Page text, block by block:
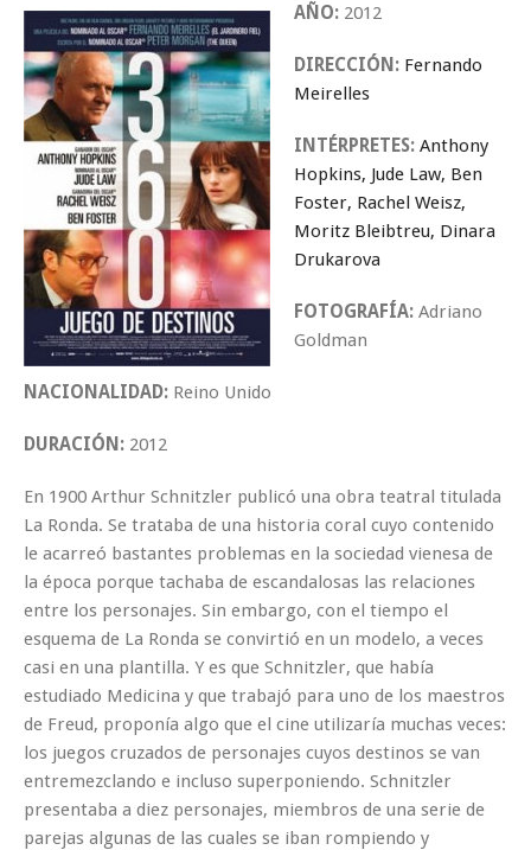
AÑO: 2012
DIRECCIÓN: Fernando
Meirelles
INTÉRPRETES: Anthony
Hopkins, Jude Law, Ben
Foster, Rachel Weisz,
Moritz Bleibtreu, Dinara
Drukarova
FOTOGRAFÍA: Adriano
Goldman
NACIONALIDAD: Reino Unido
DURACIÓN: 2012
En 1900 Arthur Schnitzler publicó una obra teatral titulada
La Ronda. Se trataba de una historia coral cuyo contenido
le acarreó bastantes problemas en la sociedad vienesa de
la época porque tachaba de escandalosas las relaciones
entre los personajes. Sin embargo, con el tiempo el
esquema de La Ronda se convirtió en un modelo, a veces
casi en una plantilla. Y es que Schnitzler, que había
estudiado Medicina y que trabajó para uno de los maestros
de Freud, proponía algo que el cine utilizaría muchas veces:
los juegos cruzados de personajes cuyos destinos se van
entremezclando e incluso superponiendo. Schnitzler
presentaba a diez personajes, miembros de una serie de
parejas algunas de las cuales se iban rompiendo y